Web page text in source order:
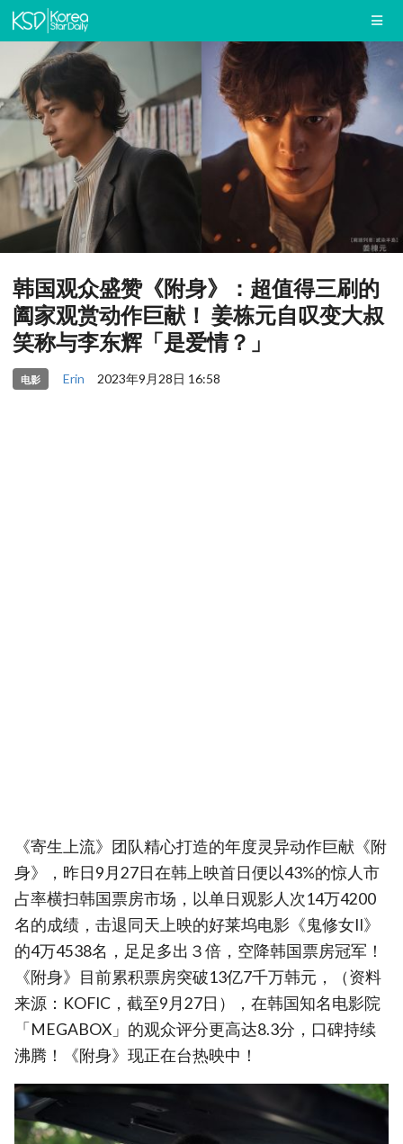
韩国观众盛赞《附身》：超值得三刷的
阖家观赏动作巨献！ 姜栋元自叹变大叔
笑称与李东辉「是爱情？」
电影 Erin 2023年9月28日 16:58
《寄生上流》团队精心打造的年度灵异动作巨献《附
身》，昨日9月27日在韩上映首日便以43%的惊人市
占率横扫韩国票房市场，以单日观影人次14万4200
名的成绩，击退同天上映的好莱坞电影《鬼修女II》
的4万4538名，足足多出３倍，空降韩国票房冠军！
《附身》目前累积票房突破13亿7千万韩元，（资料
来源：KOFIC，截至9月27日），在韩国知名电影院
「MEGABOX」的观众评分更高达8.3分，口碑持续
沸腾！《附身》现正在台热映中！